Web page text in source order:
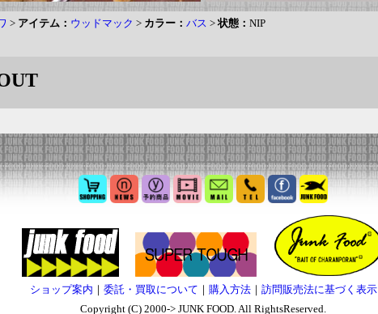
> アイテム： ウッドマック > カラー： バス >状態： NIP
ショップ案内 ｜ 委託・買取について ｜ 購入方法｜ 訪問販売法に基づく表示
Copyright (C) 2000-> JUNK FOOD. All RightsReserved.